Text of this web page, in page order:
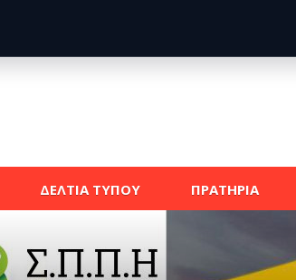
ΔΕΛΤΙΑ ΤΥΠΟΥ ΠΡΑΤΗΡΙΑ